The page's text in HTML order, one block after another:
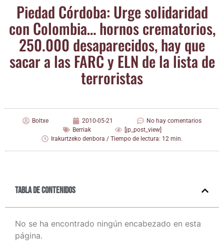
Pie­dad Cór­do­ba: Urge soli­da­ri­dad
con Colom­bia… hor­nos cre­ma­to­rios,
250.000 des­apa­re­ci­dos, hay que
sacar a las FARC y ELN de la lis­ta de
terroristas
Boltxe 2010-05-21
No hay comentarios
Berriak
[jp_post_view]
Irakurtzeko denbora / Tiempo de lectura: 12 min.
Tabla de contenidos
No se ha encontrado ningún encabezado en esta
página.